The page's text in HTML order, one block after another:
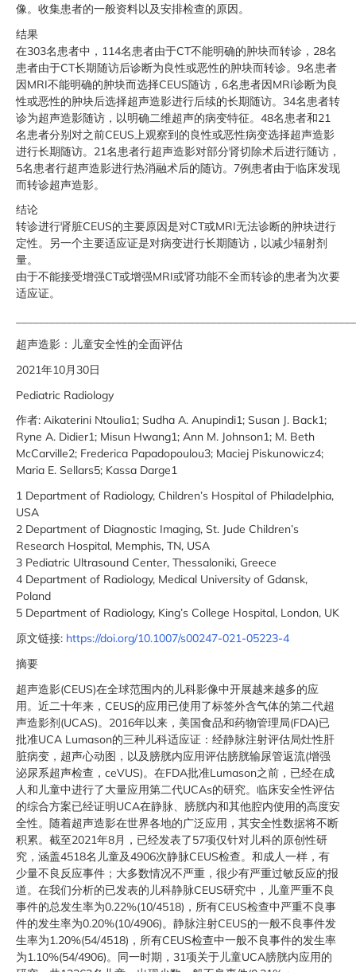
像。收集患者的一般资料以及安排检查的原因。
结果
在303名患者中，114名患者由于CT不能明确的肿块而转诊，28名
患者由于CT长期随访后诊断为良性或恶性的肿块而转诊。9名患者
因MRI不能明确的肿块而选择CEUS随访，6名患者因MRI诊断为良
性或恶性的肿块后选择超声造影进行后续的长期随访。34名患者转
诊为超声造影随访，以明确二维超声的病变特征。48名患者和21
名患者分别对之前CEUS上观察到的良性或恶性病变选择超声造影
进行长期随访。21名患者行超声造影对部分肾切除术后进行随访，
5名患者行超声造影进行热消融术后的随访。7例患者由于临床发现
而转诊超声造影。
结论
转诊进行肾脏CEUS的主要原因是对CT或MRI无法诊断的肿块进行
定性。另一个主要适应证是对病变进行长期随访，以减少辐射剂
量。
由于不能接受增强CT或增强MRI或肾功能不全而转诊的患者为次要
适应证。
超声造影：儿童安全性的全面评估
2021年10月30日
Pediatric Radiology
作者: Aikaterini Ntoulia1; Sudha A. Anupindi1; Susan J. Back1;
Ryne A. Didier1; Misun Hwang1; Ann M. Johnson1; M. Beth
McCarville2; Frederica Papadopoulou3; Maciej Piskunowicz4;
Maria E. Sellars5; Kassa Darge1
1 Department of Radiology, Children’s Hospital of Philadelphia,
USA
2 Department of Diagnostic Imaging, St. Jude Children’s
Research Hospital, Memphis, TN, USA
3 Pediatric Ultrasound Center, Thessaloniki, Greece
4 Department of Radiology, Medical University of Gdansk,
Poland
5 Department of Radiology, King’s College Hospital, London, UK
原文链接: https://doi.org/10.1007/s00247-021-05223-4
摘要
超声造影(CEUS)在全球范围内的儿科影像中开展越来越多的应
用。近二十年来，CEUS的应用已使用了标签外含气体的第二代超
声造影剂(UCAS)。2016年以来，美国食品和药物管理局(FDA)已
批准UCA Lumason的三种儿科适应证：经静脉注射评估局灶性肝
脏病变，超声心动图，以及膀胱内应用评估膀胱输尿管返流(增强
泌尿系超声检查，ceVUS)。在FDA批准Lumason之前，已经在成
人和儿童中进行了大量应用第二代UCAs的研究。临床安全性评估
的综合方案已经证明UCA在静脉、膀胱内和其他腔内使用的高度安
全性。随着超声造影在世界各地的广泛应用，其安全性数据将不断
积累。截至2021年8月，已经发表了57项仅针对儿科的原创性研
究，涵盖4518名儿童及4906次静脉CEUS检查。和成人一样，有
少量不良反应事件；大多数情况不严重，很少有严重过敏反应的报
道。在我们分析的已发表的儿科静脉CEUS研究中，儿童严重不良
事件的总发生率为0.22%(10/4518)，所有CEUS检查中严重不良事
件的发生率为0.20%(10/4906)。静脉注射CEUS的一般不良事件发
生率为1.20%(54/4518)，所有CEUS检查中一般不良事件的发生率
为1.10%(54/4906)。同一时期，31项关于儿童UCA膀胱内应用的